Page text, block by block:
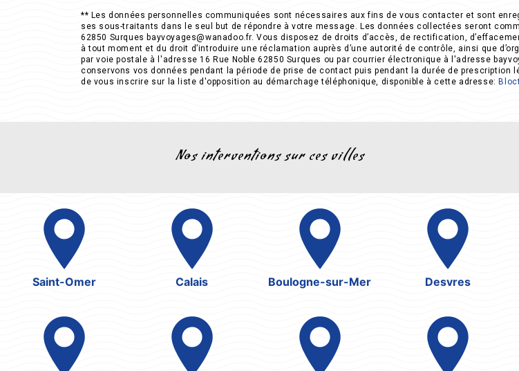
** Les données personnelles communiquées sont nécessaires aux fins de vous contacter et sont
ses sous-traitants dans le seul but de répondre à votre message. Les données collectées seront
62850 Surques bayvoyages@wanadoo.fr. Vous disposez de droits d’accès, de rectification,
à tout moment et du droit d’introduire une réclamation auprès d’une autorité de contrôle, ainsi que
par voie postale à l'adresse 16 Rue Noble 62850 Surques ou par courrier électronique à l'adresse
conservons vos données pendant la période de prise de contact puis pendant la durée de
de vous inscrire sur la liste d'opposition au démarchage téléphonique, disponible à cette adresse:
Nos interventions sur ces villes
Saint-Omer Calais Boulogne-sur-Mer Desvres